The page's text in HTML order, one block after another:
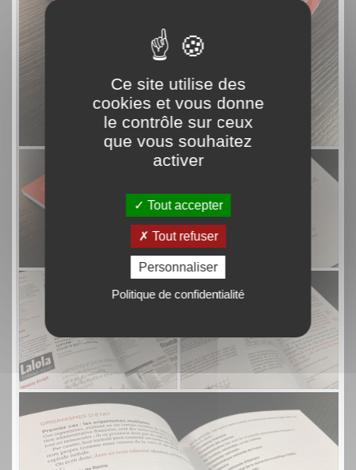
Ce site utilise des
cookies et vous donne
le contrôle sur ceux
que vous souhaitez
activer
Tout accepter
Tout refuser
Personnaliser
Politique de confidentialité